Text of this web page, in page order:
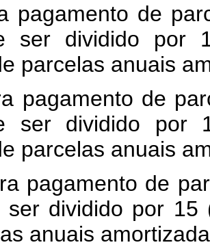
pagamento de
ser dividido por
parcelas anuais
pagamento de
ser dividido por
parcelas anuais
pagamento de
ser dividido por 15
anuais